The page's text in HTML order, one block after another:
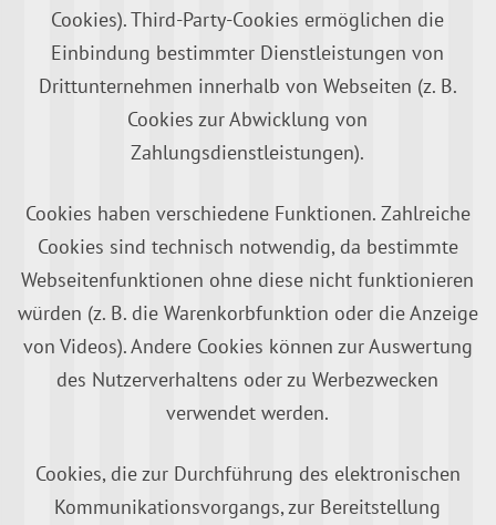
Cookies). Third-Party-Cookies ermöglichen die
Einbindung bestimmter Dienstleistungen von
Drittunternehmen innerhalb von Webseiten (z. B.
Cookies zur Abwicklung von
Zahlungsdienstleistungen).
Cookies haben verschiedene Funktionen. Zahlreiche
Cookies sind technisch notwendig, da bestimmte
Webseitenfunktionen ohne diese nicht funktionieren
würden (z. B. die Warenkorbfunktion oder die Anzeige
von Videos). Andere Cookies können zur Auswertung
des Nutzerverhaltens oder zu Werbezwecken
verwendet werden.
Cookies, die zur Durchführung des elektronischen
Kommunikationsvorgangs, zur Bereitstellung